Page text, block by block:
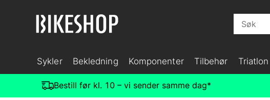
Sykler Bekledning Komponenter Tilbehør Triatlon
Bestill før kl. 10 – vi sender samme dag*